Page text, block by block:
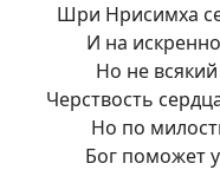
Шри Нрисимха
И на
Но не
Черствость
Но по
Бог поможет